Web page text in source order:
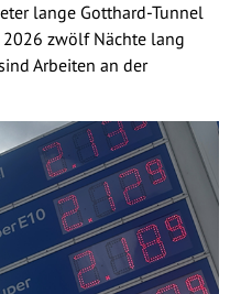
lange Gotthard-Tunnel
zwölf Nächte lang
Arbeiten an der